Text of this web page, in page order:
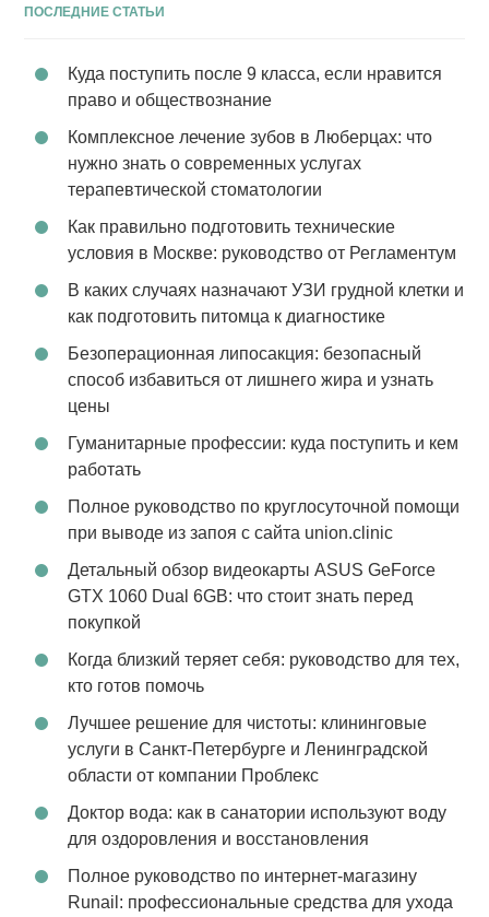
ПОСЛЕДНИЕ СТАТЬИ
Куда поступить после 9 класса, если нравится
право и обществознание
Комплексное лечение зубов в Люберцах: что
нужно знать о современных услугах
терапевтической стоматологии
Как правильно подготовить технические
условия в Москве: руководство от Регламентум
В каких случаях назначают УЗИ грудной клетки и
как подготовить питомца к диагностике
Безоперационная липосакция: безопасный
способ избавиться от лишнего жира и узнать
цены
Гуманитарные профессии: куда поступить и кем
работать
Полное руководство по круглосуточной помощи
при выводе из запоя с сайта union.clinic
Детальный обзор видеокарты ASUS GeForce
GTX 1060 Dual 6GB: что стоит знать перед
покупкой
Когда близкий теряет себя: руководство для тех,
кто готов помочь
Лучшее решение для чистоты: клининговые
услуги в Санкт-Петербурге и Ленинградской
области от компании Проблекс
Доктор вода: как в санатории используют воду
для оздоровления и восстановления
Полное руководство по интернет-магазину
Runail: профессиональные средства для ухода